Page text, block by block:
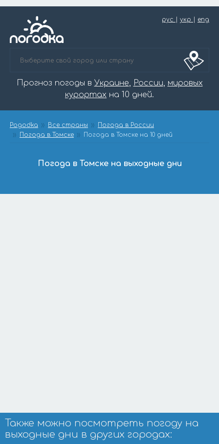
рус укр eng
Прогноз погоды в Украине, России, мировых
курортах на 10 дней.
Pogodka Все страны
Погода в России
Погода в Томске
Погода в Томске на 10 дней
Погода в Томске на выходные дни
Также можно посмотреть погоду на
выходные дни в других городах: